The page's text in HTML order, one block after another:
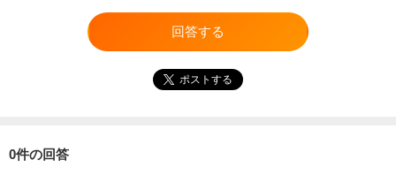
回答する
ポストする
0件の回答